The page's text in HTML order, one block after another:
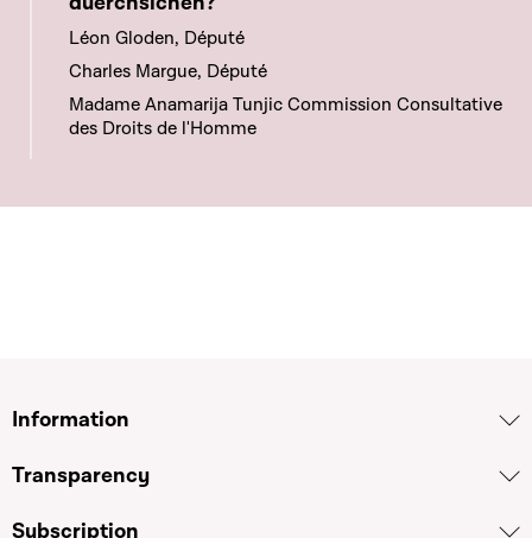
Léon Gloden, Député
Charles Margue, Député
Madame Anamarija Tunjic Commission Consultative
des Droits de l'Homme
Information
Transparency
Subscription